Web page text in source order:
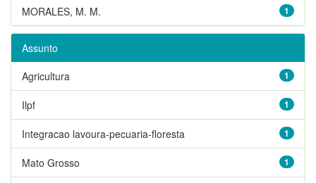
1
MORALES, M. M.
Assunto
1
Agricultura
1
Ilpf
1
Integracao lavoura-pecuaria-floresta
1
Mato Grosso